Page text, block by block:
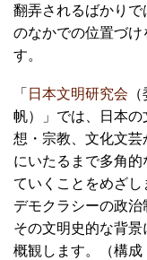
翻弄されるばかり
のなかでの位置づ
す。
「 日本文明研究会
帆）」では、日本
想・宗教、文化文
にいたるまで多角
ていくことをめざし
デモクラシーの政治
その文明史的な背
概観します。（構成